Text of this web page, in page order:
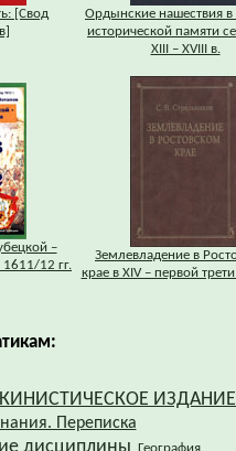
[Свод
Ордынские нашествия в
исторической памяти
XIII – XVIII в.
–
1611/12 гг.
Землевладение в
крае в XIV – первой трети
ИЗДАНИЕ
Переписка
дисциплины География